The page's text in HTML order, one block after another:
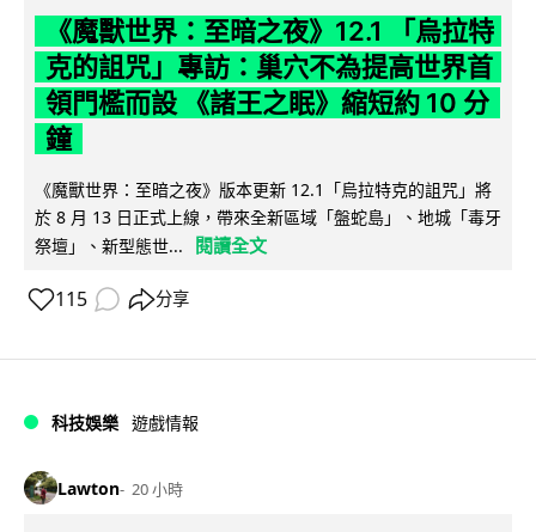
《魔獸世界：至暗之夜》12.1 「烏拉特
克的詛咒」專訪：巢穴不為提高世界首
領門檻而設 《諸王之眠》縮短約 10 分
鐘
《魔獸世界：至暗之夜》版本更新 12.1「烏拉特克的詛咒」將
於 8 月 13 日正式上線，帶來全新區域「盤蛇島」、地城「毒牙
祭壇」、新型態世...
閱讀全文
115 分享
科技娛樂 遊戲情報
Lawton 20 小時